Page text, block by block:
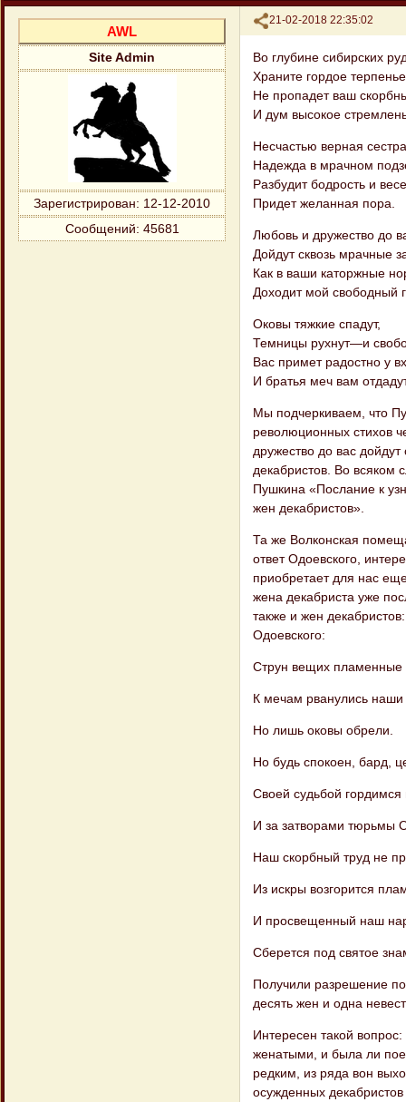
Поделиться
21-02-2018 22:35:02
AWL
Site Admin
Зарегистрирован: 12-12-2010
Сообщений: 45681
Во глубине сибирских
Храните гордое
Не пропадет ваш
И дум высокое
Несчастью верная
Надежда в мрачном
Разбудит бодрость и
Придет желанная пора.
Любовь и дружество до
Дойдут сквозь мрачные
Как в ваши каторжные
Доходит мой свободный
Оковы тяжкие спадут,
Темницы рухнут—и
Вас примет радостно у
И братья меч вам
Мы подчеркиваем, что
революционных стихов
дружество до вас
декабристов. Во всяком
Пушкина «Послание к
жен декабристов».
Та же Волконская
ответ Одоевского,
приобретает для нас
жена декабриста уже
также и жен
Одоевского:
Струн вещих пламенные
К мечам рванулись наши
Но лишь оковы обрели.
Но будь спокоен, бард,
Своей судьбой
И за затворами тюрьмы
Наш скорбный труд не
Из искры возгорится
И просвещенный наш
Сберется под святое
Получили разрешение
десять жен и одна
Интересен такой
женатыми, и была ли
редким, из ряда вон
осужденных